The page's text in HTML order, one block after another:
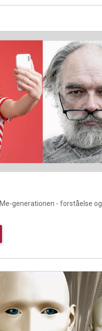
generationen - forståelse og